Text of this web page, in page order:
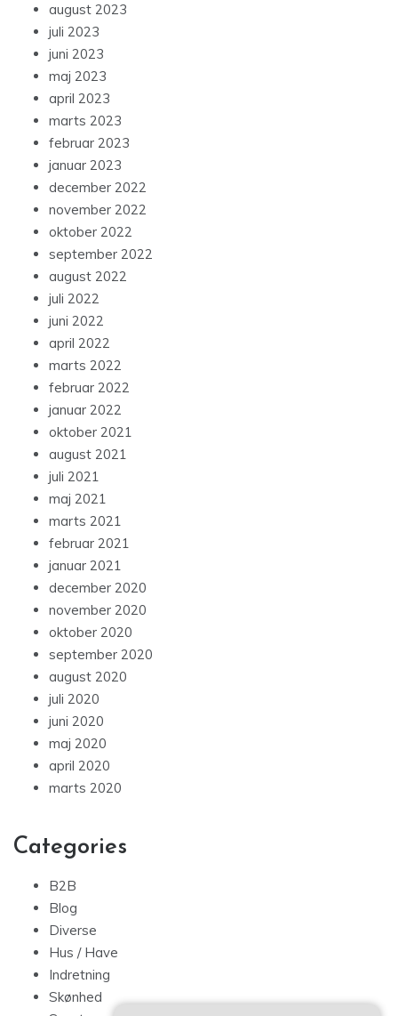
august 2023
juli 2023
juni 2023
maj 2023
april 2023
marts 2023
februar 2023
januar 2023
december 2022
november 2022
oktober 2022
september 2022
august 2022
juli 2022
juni 2022
april 2022
marts 2022
februar 2022
januar 2022
oktober 2021
august 2021
juli 2021
maj 2021
marts 2021
februar 2021
januar 2021
december 2020
november 2020
oktober 2020
september 2020
august 2020
juli 2020
juni 2020
maj 2020
april 2020
marts 2020
Categories
B2B
Blog
Diverse
Hus / Have
Indretning
Skønhed